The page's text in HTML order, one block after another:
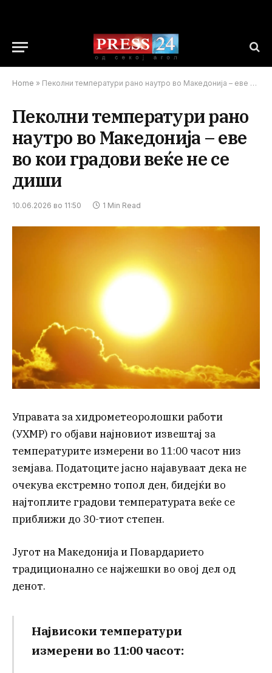
Home » Пеколни температури рано наутро во Македонија – еве во кои градови веќе не се диши
Пеколни температури рано
наутро во Македонија – еве
во кои градови веќе не се
диши
10.06.2026 во 11:50 1 Min Read
Управата за хидрометеоролошки работи
(УХМР) го објави најновиот извештај за
температурите измерени во 11:00 часот низ
земјава. Податоците јасно најавуваат дека не
очекува екстремно топол ден, бидејќи во
најтоплите градови температурата веќе се
приближи до 30-тиот степен.
Југот на Македонија и Повардарието
традиционално се најжешки во овој дел од
денот.
Највисоки температури
измерени во 11:00 часот: